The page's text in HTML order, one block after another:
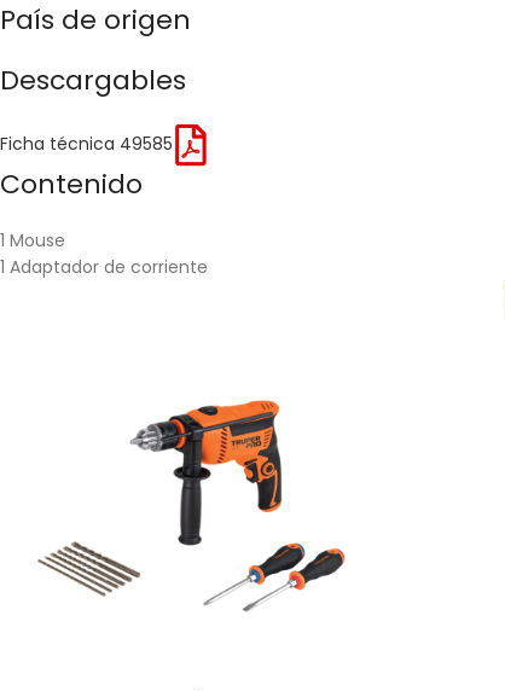
País de origen
Descargables
Ficha técnica 49585
Contenido
1 Mouse
1 Adaptador de corriente